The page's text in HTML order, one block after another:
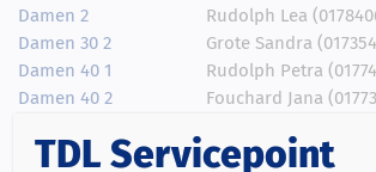
Damen 2
Rudolph Lea
Damen 30 2
Grote Sandra
Damen 40 1
Rudolph Petra
Damen 40 2
Fouchard Jana
Blättermann
Damen 55 1
Steinforth Petra
TDL Servicepoint